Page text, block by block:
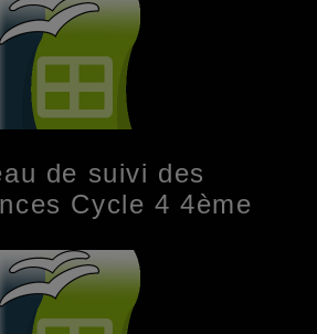
de suivi des
Cycle 4 4ème